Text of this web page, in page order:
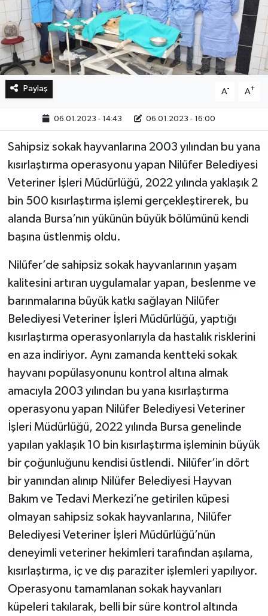
Paylaş A- A+
06.01.2023 - 14:43 06.01.2023 - 16:00
Sahipsiz sokak hayvanlarına 2003 yılından bu yana
kısırlaştırma operasyonu yapan Nilüfer Belediyesi
Veteriner İşleri Müdürlüğü, 2022 yılında yaklaşık 2
bin 500 kısırlaştırma işlemi gerçekleştirerek, bu
alanda Bursa’nın yükünün büyük bölümünü kendi
başına üstlenmiş oldu.
Nilüfer’de sahipsiz sokak hayvanlarının yaşam
kalitesini artıran uygulamalar yapan, beslenme ve
barınmalarına büyük katkı sağlayan Nilüfer
Belediyesi Veteriner İşleri Müdürlüğü, yaptığı
kısırlaştırma operasyonlarıyla da hastalık risklerini
en aza indiriyor. Aynı zamanda kentteki sokak
hayvanı popülasyonunu kontrol altına almak
amacıyla 2003 yılından bu yana kısırlaştırma
operasyonu yapan Nilüfer Belediyesi Veteriner
İşleri Müdürlüğü, 2022 yılında Bursa genelinde
yapılan yaklaşık 10 bin kısırlaştırma işleminin büyük
bir çoğunluğunu kendisi üstlendi. Nilüfer’in dört
bir yanından alınıp Nilüfer Belediyesi Hayvan
Bakım ve Tedavi Merkezi’ne getirilen küpesi
olmayan sahipsiz sokak hayvanlarına, Nilüfer
Belediyesi Veteriner İşleri Müdürlüğü’nün
deneyimli veteriner hekimleri tarafından aşılama,
kısırlaştırma, iç ve dış paraziter işlemleri yapılıyor.
Operasyonu tamamlanan sokak hayvanları
küpeleri takılarak, belli bir süre kontrol altında